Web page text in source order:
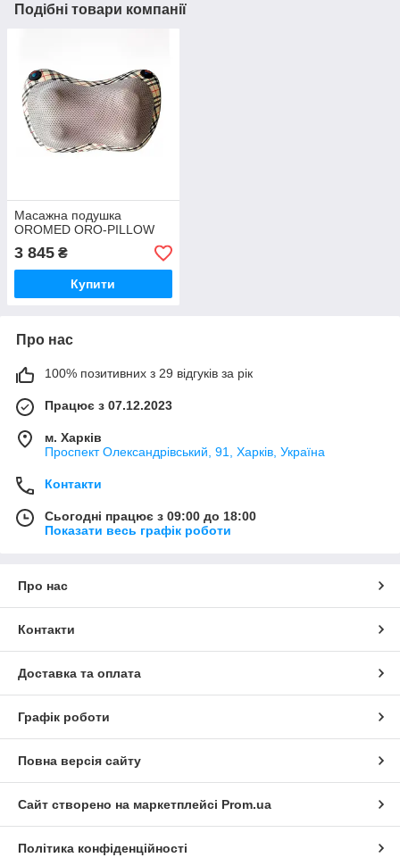
Подібні товари компанії
Масажна подушка
OROMED ORO-PILLOW
3 845 ₴
Купити
Про нас
100% позитивних з 29 відгуків за рік
Працює з 07.12.2023
м. Харків
Проспект Олександрівський, 91, Харків, Україна
Контакти
Сьогодні працює з 09:00 до 18:00
Показати весь графік роботи
Про нас
Контакти
Доставка та оплата
Графік роботи
Повна версія сайту
Сайт створено на маркетплейсі Prom.ua
Політика конфіденційності